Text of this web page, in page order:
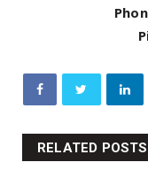
RELATED POSTS